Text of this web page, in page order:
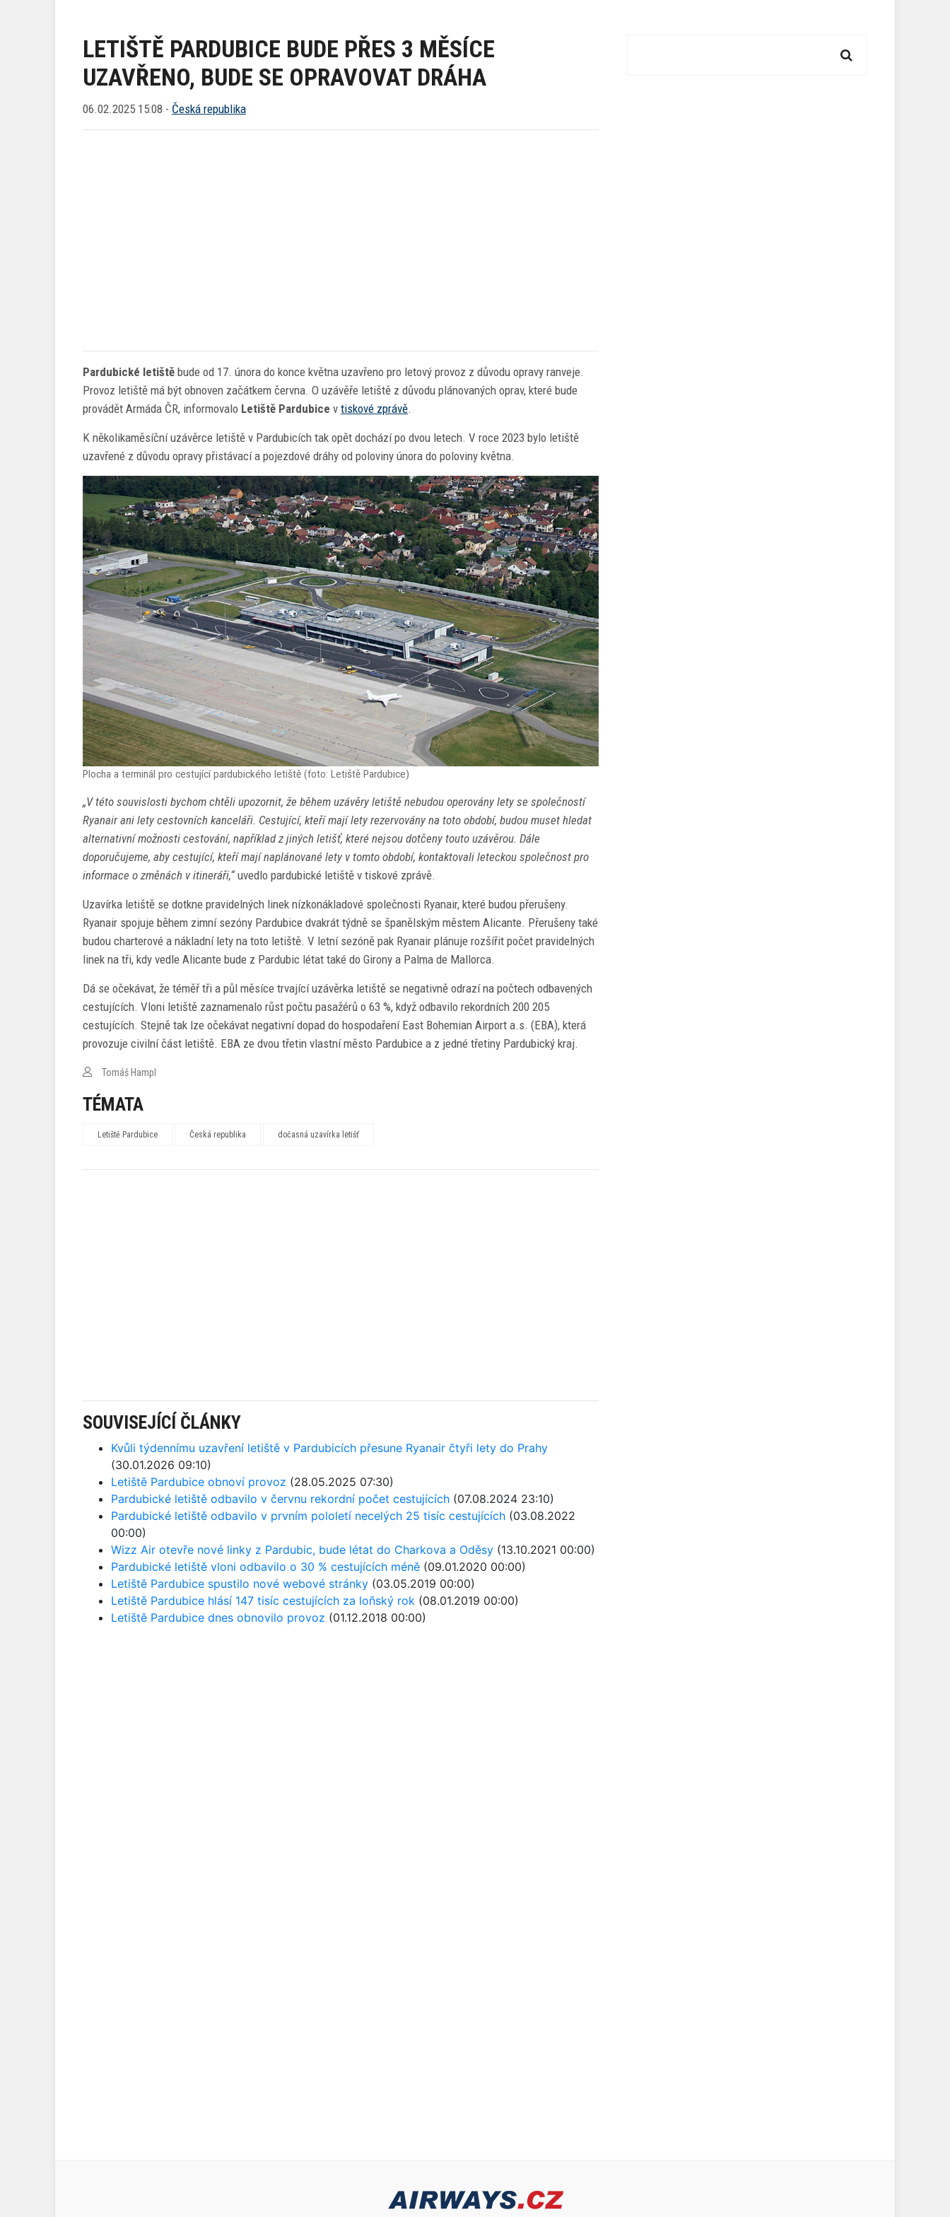
LETIŠTĚ PARDUBICE BUDE PŘES 3 MĚSÍCE
UZAVŘENO, BUDE SE OPRAVOVAT DRÁHA
06.02.2025 15:08 - Česká republika
Pardubické letiště bude od 17. února do konce května uzavřeno pro letový provoz z důvodu opravy ranveje.
Provoz letiště má být obnoven začátkem června. O uzávěře letiště z důvodu plánovaných oprav, které bude
provádět Armáda ČR, informovalo Letiště Pardubice v tiskové zprávě.
K několikaměsíční uzávěrce letiště v Pardubicích tak opět dochází po dvou letech. V roce 2023 bylo letiště
uzavřené z důvodu opravy přistávací a pojezdové dráhy od poloviny února do poloviny května.
Plocha a terminál pro cestující pardubického letiště (foto: Letiště Pardubice)
„V této souvislosti bychom chtěli upozornit, že během uzávěry letiště nebudou operovány lety se společností
Ryanair ani lety cestovních kanceláři. Cestující, kteří mají lety rezervovány na toto období, budou muset hledat
alternativní možnosti cestování, například z jiných letišť, které nejsou dotčeny touto uzávěrou. Dále
doporučujeme, aby cestující, kteří mají naplánované lety v tomto období, kontaktovali leteckou společnost pro
informace o změnách v itineráři,“uvedlo pardubické letiště v tiskové zprávě.
Uzavírka letiště se dotkne pravidelných linek nízkonákladové společnosti Ryanair, které budou přerušeny.
Ryanair spojuje během zimní sezóny Pardubice dvakrát týdně se španělským městem Alicante. Přerušeny také
budou charterové a nákladní lety na toto letiště. V letní sezóně pak Ryanair plánuje rozšířit počet pravidelných
linek na tři, kdy vedle Alicante bude z Pardubic létat také do Girony a Palma de Mallorca.
Dá se očekávat, že téměř tři a půl měsíce trvající uzávěrka letiště se negativně odrazí na počtech odbavených
cestujících. Vloni letiště zaznamenalo růst počtu pasažérů o 63 %, když odbavilo rekordních 200 205
cestujících. Stejně tak lze očekávat negativní dopad do hospodaření East Bohemian Airport a.s. (EBA), která
provozuje civilní část letiště. EBA ze dvou třetin vlastní město Pardubice a z jedné třetiny Pardubický kraj.
Tomáš Hampl
TÉMATA
Letiště Pardubice Česká republika dočasná uzavírka letišť
SOUVISEJÍCÍ ČLÁNKY
Kvůli týdennímu uzavření letiště v Pardubicích přesune Ryanair čtyři lety do Prahy
(30.01.2026 09:10)
Letiště Pardubice obnoví provoz (28.05.2025 07:30)
Pardubické letiště odbavilo v červnu rekordní počet cestujících (07.08.2024 23:10)
Pardubické letiště odbavilo v prvním pololetí necelých 25 tisíc cestujících (03.08.2022
00:00)
Wizz Air otevře nové linky z Pardubic, bude létat do Charkova a Oděsy (13.10.2021 00:00)
Pardubické letiště vloni odbavilo o 30 % cestujících méně (09.01.2020 00:00)
Letiště Pardubice spustilo nové webové stránky (03.05.2019 00:00)
Letiště Pardubice hlásí 147 tisíc cestujících za loňský rok (08.01.2019 00:00)
Letiště Pardubice dnes obnovilo provoz (01.12.2018 00:00)